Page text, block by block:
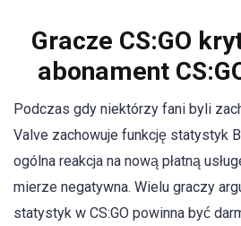
Gracze CS:GO
abonament
Podczas gdy niektórzy fani byli
Valve zachowuje funkcję statystyk
ogólna reakcja na nową płatną
mierze negatywna. Wielu graczy
statystyk w CS:GO powinna być